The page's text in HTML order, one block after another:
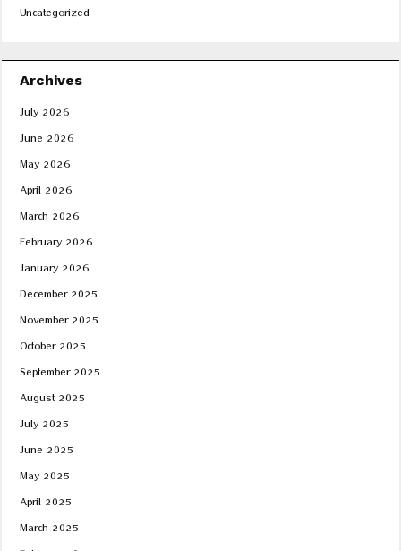
Uncategorized
Archives
July 2026
June 2026
May 2026
April 2026
March 2026
February 2026
January 2026
December 2025
November 2025
October 2025
September 2025
August 2025
July 2025
June 2025
May 2025
April 2025
March 2025